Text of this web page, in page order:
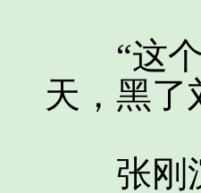
“这个
天，黑了
张刚沉